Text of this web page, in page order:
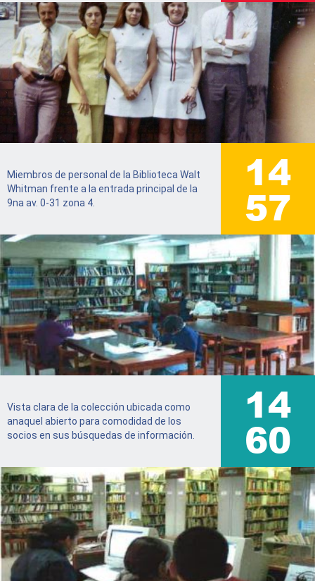
Miembros de personal de la Biblioteca Walt
Whitman frente a la entrada principal de la
9na av. 0-31 zona 4.
16
65
16
69
Vista clara de la colección ubicada como
anaquel abierto para comodidad de los
socios en sus búsquedas de información.